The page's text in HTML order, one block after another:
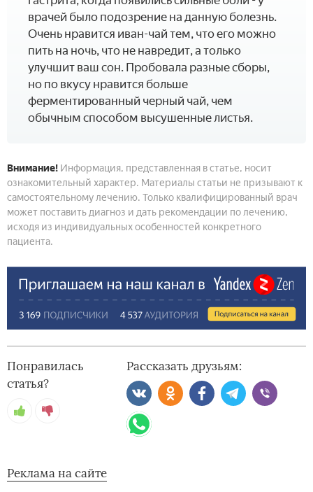
врачей было подозрение на данную болезнь.
Очень нравится иван-чай тем, что его можно
пить на ночь, что не навредит, а только
улучшит ваш сон. Пробовала разные сборы,
но по вкусу нравится больше
ферментированный черный чай, чем
обычным способом высушенные листья.
Внимание! Информация, представленная в статье, носит
ознакомительный характер. Материалы статьи не призывают к
самостоятельному лечению. Только квалифицированный врач
может поставить диагноз и дать рекомендации по лечению,
исходя из индивидуальных особенностей конкретного
пациента.
Понравилась
статья?
Рассказать друзьям:
Реклама на сайте